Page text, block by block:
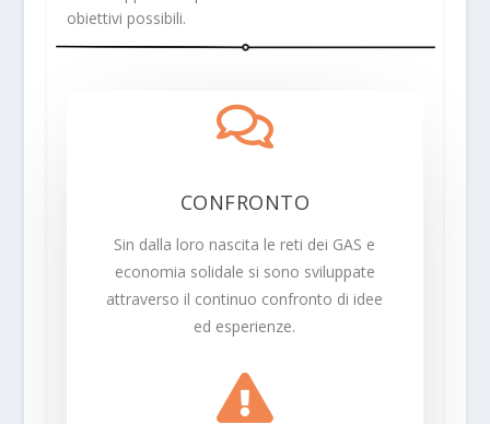
obiettivi possibili.

CONFRONTO
Sin dalla loro nascita le reti dei GAS e
economia solidale si sono sviluppate
attraverso il continuo confronto di idee
ed esperienze.
